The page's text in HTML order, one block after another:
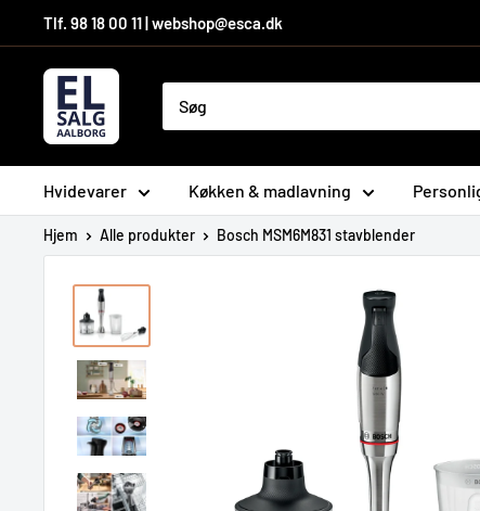
til
indhold
Tlf. 98 18 00 11 | webshop@esca.dk
El-
Salg
Aalborg
Hvidevarer Køkken & madlavning
Hjem Alle produkter Bosch MSM6M831 stavblender